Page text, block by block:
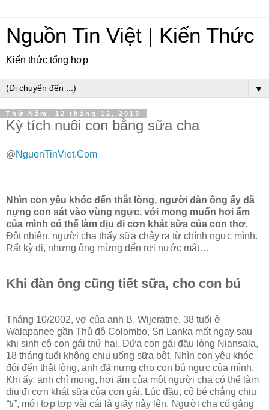
Nguồn Tin Việt | Kiến Thức
Kiến thức tổng hợp
▼
Thứ Năm, 12 tháng 12, 2013
Kỳ tích nuôi con bằng sữa cha
@NguonTinViet.Com
Nhìn con yêu khóc đến thắt lòng, người đàn ông ấy đã
nựng con sát vào vùng ngực, với mong muốn hơi ấm
của mình có thể làm dịu đi cơn khát sữa của con thơ.
Đột nhiên, người cha thấy sữa chảy ra từ chính ngực mình.
Rất kỳ dị, nhưng ông mừng đến rơi nước mắt…
Khi đàn ông cũng tiết sữa, cho con bú
Tháng 10/2002, vợ của anh B. Wijeratne, 38 tuổi ở
Walapanee gần Thủ đô Colombo, Sri Lanka mất ngay sau
khi sinh cô con gái thứ hai. Đứa con gái đầu lòng Niansala,
18 tháng tuổi không chịu uống sữa bột. Nhìn con yêu khóc
đói đến thắt lòng, anh đã nựng cho con bú ngực của mình.
Khi ấy, anh chỉ mong, hơi ấm của một người cha có thể làm
dịu đi cơn khát sữa của con gái. Lúc đầu, cô bé chẳng chịu
“ti”, mới tợp tợp vài cái là giãy nảy lên. Người cha cố gắng